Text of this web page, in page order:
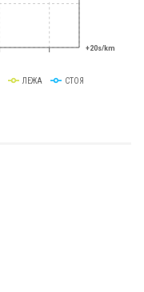
+20s/km
ЛЕЖА СТОЯ